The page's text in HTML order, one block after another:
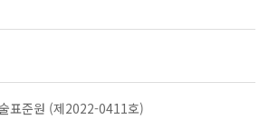
표준원 (제2022-0411호)